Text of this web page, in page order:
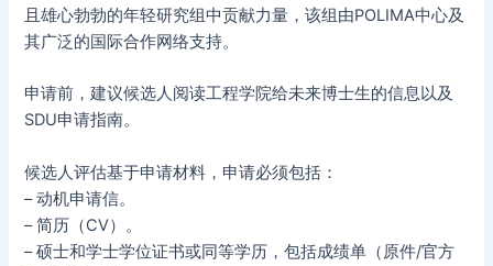
且雄心勃勃的年轻研究组中贡献力量，该组由POLIMA中心及
其广泛的国际合作网络支持。
申请前，建议候选人阅读工程学院给未来博士生的信息以及
SDU申请指南。
候选人评估基于申请材料，申请必须包括：
– 动机申请信。
– 简历（CV）。
– 硕士和学士学位证书或同等学历，包括成绩单（原件/官方